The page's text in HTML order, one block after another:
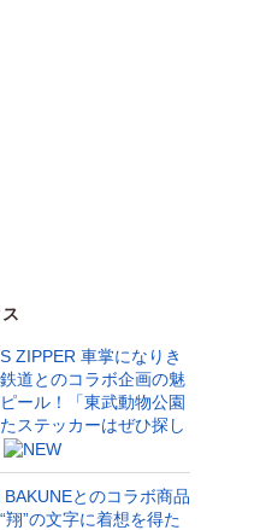
ZIPPER 車掌になりき
道とのコラボ企画の魅
ール！「東武動物公園
ステッカーはぜひ探し
とのコラボ商品
翔”の文字に着想を得た